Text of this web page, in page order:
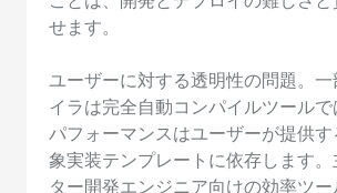
せます。
ユーザーに対する透明性の問題。
イラは完全自動コンパイルツール
パフォーマンスはユーザーが提供
象実装テンプレートに依存します
ター開発エンジニア向けの効率ツー